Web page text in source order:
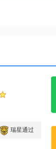
瑞星通过